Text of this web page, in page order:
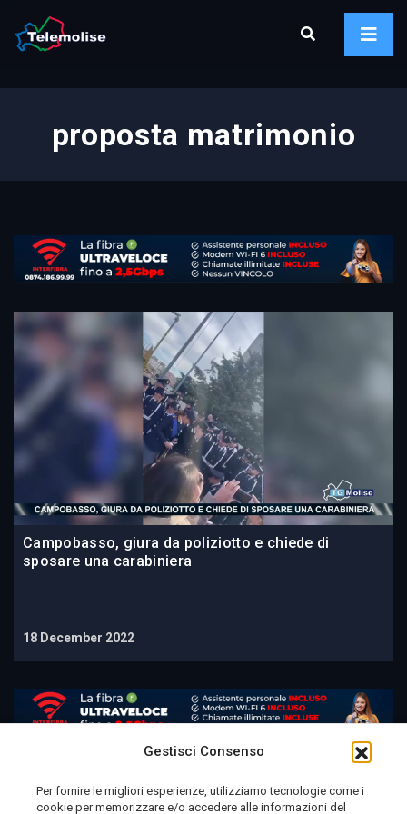
Gestisci Consenso
Per fornire le migliori esperienze, utilizziamo tecnologie come i
cookie per memorizzare e/o accedere alle informazioni del
proposta matrimonio
Campobasso, giura da poliziotto e chiede di
sposare una carabiniera
18 December 2022